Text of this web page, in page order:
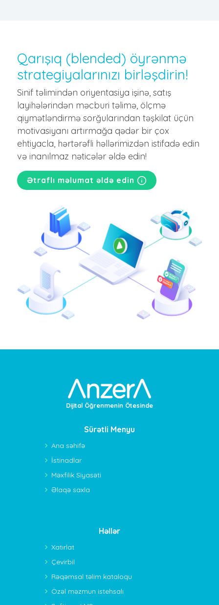
Qarışıq (blended) öyrənmə
strategiyalarınızı birləşdirin!
Sinif təlimindən oriyentasiya işinə, satış
layihələrindən məcburi təlimə, ölçmə
qiymətləndirmə sorğularından təşkilat üçün
motivasiyanı artırmağa qədər bir çox
ehtiyacla, hərtərəfli həllərimizdən istifadə edin
və inanılmaz nəticələr əldə edin!
Ətraflı məlumat əldə edin
Dijital Öğrenmenin Ötesinde
Sürətli Menyu
Ana səhifə
İstinadlar
Məxfilik Siyasəti
Əlaqə saxla
Həllər
Xatırlat
Çevirbil
Rəqəmsal təlim kataloqu
Özəl məzmun istehsalı